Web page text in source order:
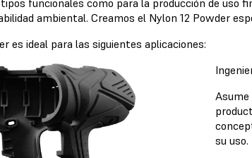
ambiental. Creamos el Nylon 12 Powder
es ideal para las siguientes aplicaciones:
su uso.